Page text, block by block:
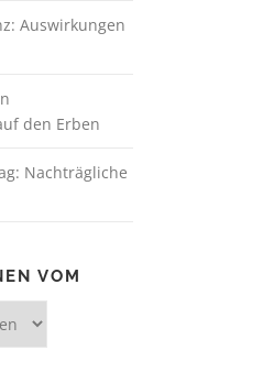
Auswirkungen
den Erben
Nachträgliche
VOM